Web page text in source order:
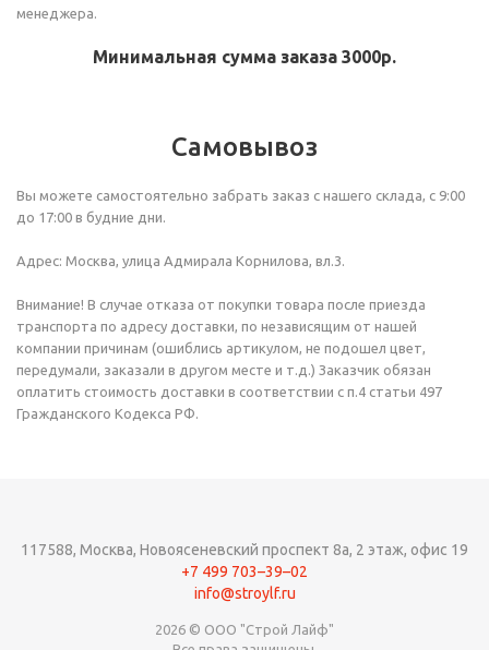
менеджера.
Минимальная сумма заказа 3000р.
Самовывоз
Вы можете самостоятельно забрать заказ c нашего склада, с 9:00
до 17:00 в будние дни.
Адрес: Москва, улица Адмирала Корнилова, вл.3.
Внимание! В случае отказа от покупки товара после приезда
транспорта по адресу доставки, по независящим от нашей
компании причинам (ошиблись артикулом, не подошел цвет,
передумали, заказали в другом месте и т.д.) Заказчик обязан
оплатить стоимость доставки в соответствии с п.4 статьи 497
Гражданского Кодекса РФ.
117588, Москва, Новоясеневский проспект 8а, 2 этаж, офис 19
+7 499 703–39–02
info@stroylf.ru
2026 © ООО "Строй Лайф"